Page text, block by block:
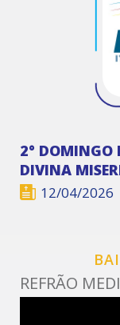
2° DOMINGO
DIVINA
12/04/2026
REFRÃO